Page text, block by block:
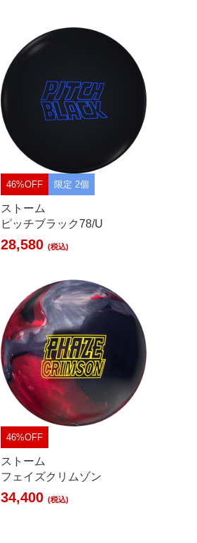
46%OFF 限定 2個
ストーム
ピッチブラック78/U
28,580 (税込)
46%OFF
ストーム
フェイズクリムゾン
34,400 (税込)